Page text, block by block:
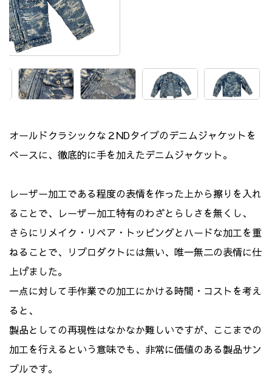
オールドクラシックな２NDタイプのデニムジャケットを
ベースに、徹底的に手を加えたデニムジャケット。
レーザー加工である程度の表情を作った上から擦りを入れ
ることで、レーザー加工特有のわざとらしさを無くし、
さらにリメイク・リペア・トッピングとハードな加工を重
ねることで、リプロダクトには無い、唯一無二の表情に仕
上げました。
一点に対して手作業での加工にかける時間・コストを考え
ると、
製品としての再現性はなかなか難しいですが、ここまでの
加工を行えるという意味でも、非常に価値のある製品サン
プルです。